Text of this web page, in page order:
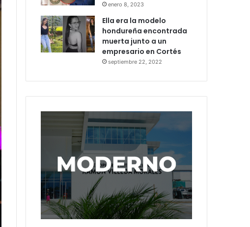
enero 8, 2023
Ella era la modelo
hondureña encontrada
muerta junto a un
empresario en Cortés
septiembre 22, 2022